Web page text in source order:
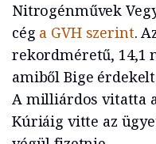
Nitrogénművek
cég a GVH szerint.
rekordméretű, 14,1
amiből Bige
A milliárdos vitatta
Kúriáig vitte az